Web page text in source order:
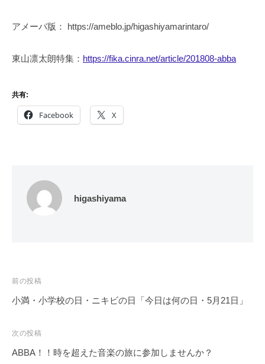
アメーバ版： https://ameblo.jp/higashiyamarintaro/
東山凛太朗特集： https://fika.cinra.net/article/201808-abba
共有:
Facebook X
higashiyama
投
稿
ビ
ゲ
前の投稿
小満・小学校の日・ニキビの日「今日は何の日・5月21日」
次の投稿
ABBA！！時を超えた音楽の旅に参加しませんか？